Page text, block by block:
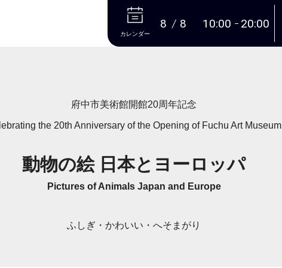
本文へ
カレンダー
8 8 10:00 20:00
府中市美術館開館20周年記念
the 20th Anniversary of the Opening of Fuchu Art Museum
動物の絵 日本とヨーロッパ
Pictures of Animals Japan and Europe
ふしぎ・かわいい・へそまがり